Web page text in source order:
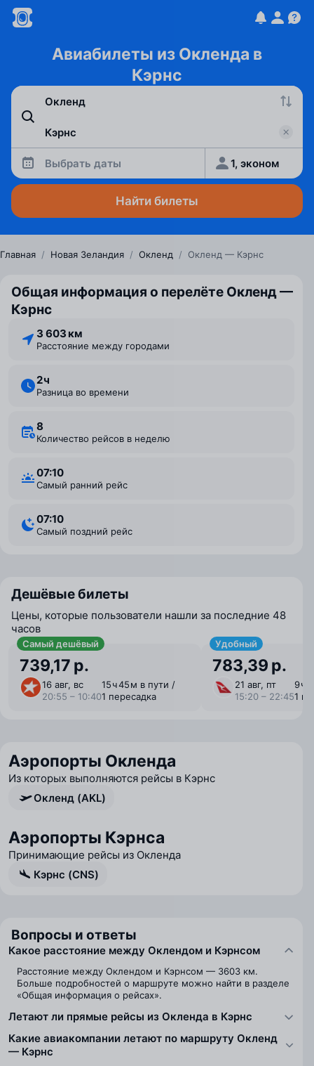
Авиабилеты из Окленда в
Кэрнс
Выбрать даты 1, эконом
Найти билеты
Главная / Новая Зеландия / Окленд / Окленд — Кэрнс
Общая информация о перелёте Окленд —
Кэрнс
3 603 км
Расстояние между городами
2 ⁠ч
Разница во времени
8
Количество рейсов в неделю
07:10
Самый ранний рейс
07:10
Самый поздний рейс
Дешёвые билеты
Цены, которые пользователи нашли за последние 48
часов
Самый дешёвый
739,17 р.
16 авг, вс
20:55 – 10:40
15 ⁠ч 45 ⁠м в пути /
1 пересадка
Удобный
783,39 р.
21 авг, пт
15:20 – 22:45
9 ⁠ч
1
Аэропорты Окленда
Из которых выполняются рейсы в Кэрнс
Окленд (AKL)
Аэропорты Кэрнса
Принимающие рейсы из Окленда
Кэрнс (CNS)
Вопросы и ответы
Какое расстояние между Оклендом и Кэрнсом
Расстояние между Оклендом и Кэрнсом — 3603 км.
Больше подробностей о маршруте можно найти в разделе
«Общая информация о рейсах».
Летают ли прямые рейсы из Окленда в Кэрнс
Какие авиакомпании летают по маршруту Окленд
— Кэрнс